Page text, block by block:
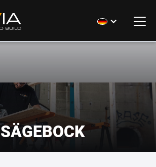
SÄGEBOCK